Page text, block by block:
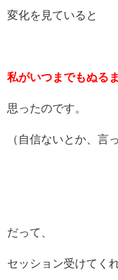
変化を見ていると
私がいつまでもぬる
思ったのです。
（自信ないとか、言
だって、
セッション受けてく